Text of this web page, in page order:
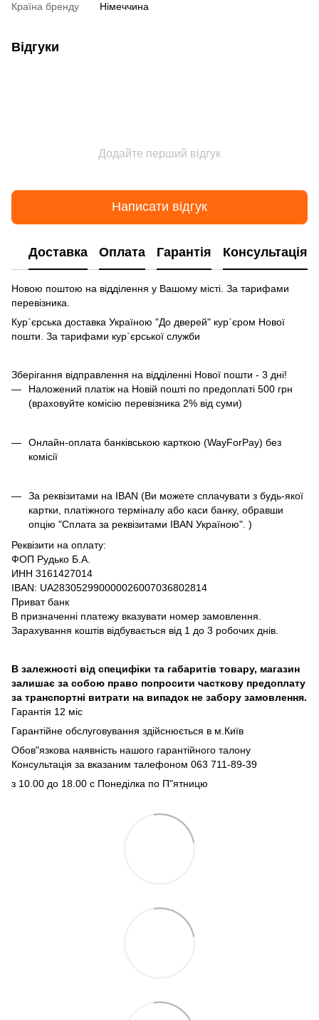
Країна бренду
Німеччина
Відгуки
Додайте перший відгук
Написати відгук
Доставка Оплата Гарантія Консультація
Новою поштою на відділення у Вашому місті. За тарифами
перевізника.
Кур`єрська доставка Україною "До дверей" кур`єром Нової
пошти. За тарифами кур`єрської служби
Зберігання відправлення на відділенні Нової пошти - 3 дні!
Наложений платіж на Новій пошті по предоплаті 500 грн
(враховуйте комісію перевізника 2% від суми)
Онлайн-оплата банківською карткою (WayForPay) без
комісії
За реквізитами на IBAN (Ви можете сплачувати з будь-якої
картки, платіжного терміналу або каси банку, обравши
опцію "Сплата за реквізитами IBAN Україною". )
Реквізити на оплату:
ФОП Рудько Б.А.
ИНН 3161427014
IBAN: UA283052990000026007036802814
Приват банк
В призначенні платежу вказувати номер замовлення.
Зарахування коштів відбувається від 1 до 3 робочих днів.
В залежності від специфіки та габаритів товару, магазин
залишає за собою право попросити часткову предоплату
за транспортні витрати на випадок не забору замовлення.
Гарантія 12 міс
Гарантійне обслуговування здійснюється в м.Київ
Обов"язкова наявність нашого гарантійного талону
Консультація за вказаним талефоном 063 711-89-39
з 10.00 до 18.00 с Понеділка по П"ятницю